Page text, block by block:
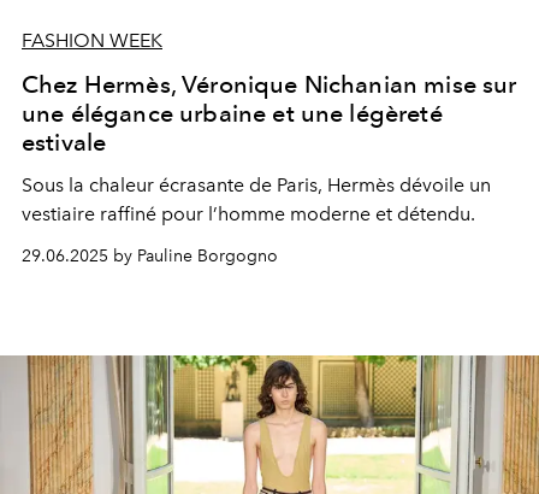
FASHION WEEK
Chez Hermès, Véronique Nichanian mise sur
une élégance urbaine et une légèreté
estivale
Sous la chaleur écrasante de Paris, Hermès dévoile un
vestiaire raffiné pour l’homme moderne et détendu.
29.06.2025 by Pauline Borgogno